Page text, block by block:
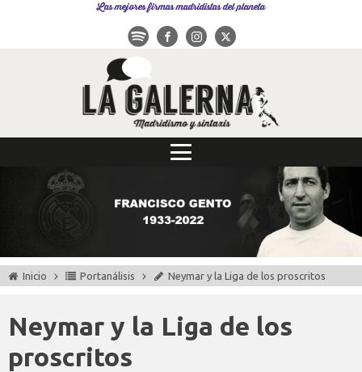
Las mejores firmas madridistas del planeta
Inicio Portanálisis Neymar y la Liga de los proscritos
Neymar y la Liga de los
proscritos